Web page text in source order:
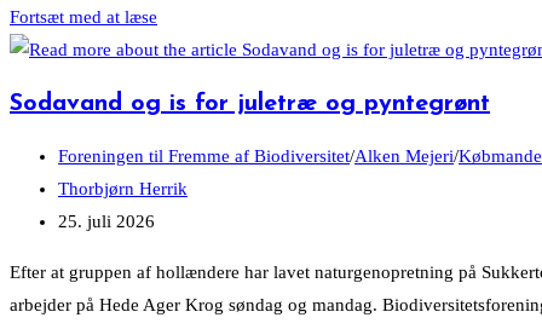
Fortsæt med at læse
har
forresten
hørt
Sodavand og is for juletræ og pyntegrønt
Post
category:
Foreningen til Fremme af Biodiversitet/Alken Mejeri/
Post
author:
Thorbjørn Herrik
Post
25. juli 2026
Efter at gruppen af hollændere har lavet naturgenopretning på
arbejder på Hede Ager Krog søndag og mandag.